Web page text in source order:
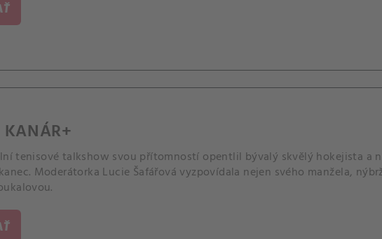
tenisové talkshow svou přítomností opentlil bývalý skvělý hokejista a
Moderátorka Lucie Šafářová vyzpovídala nejen svého manžela,